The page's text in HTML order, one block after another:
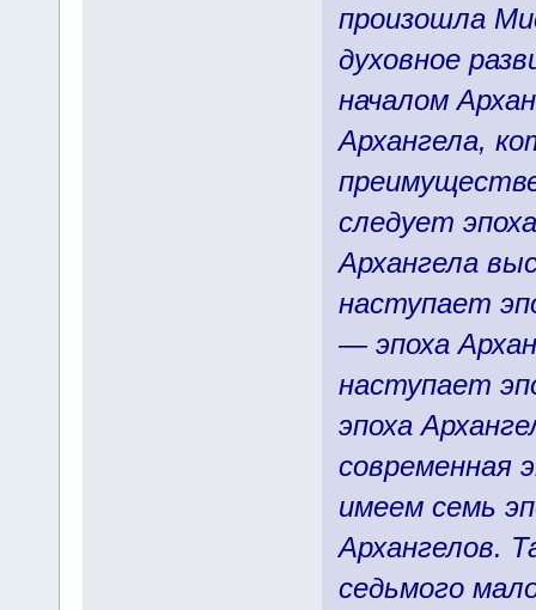
произошла
духовное
началом
Архангела,
следует
Архангела
наступает
— эпоха
наступает
эпоха
современная
имеем семь
Архангелов.
седьмого